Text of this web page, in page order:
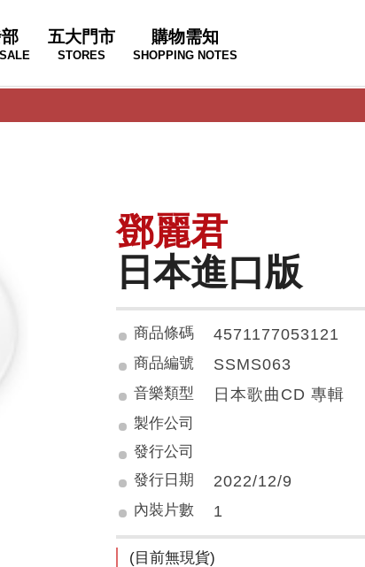
五大門市
STORES
購物需知
SHOPPING NOTES
鄧麗君
日本進口版
商品條碼 4571177053121
商品編號 SSMS063
音樂類型 日本歌曲CD 專輯
製作公司
發行公司
發行日期
2022/12/9
內裝片數 1
(目前無現貨)